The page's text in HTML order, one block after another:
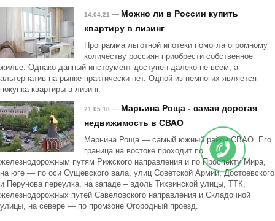
14.04.21 — Можно ли в России купить
квартиру в лизинг
Программа льготной ипотеки помогла огромному
количеству россиян приобрести собственное
жилье. Однако данный инструмент доступен далеко не всем, а
альтернатив на рынке практически нет. Одной из немногих является
покупка квартиры в лизинг.
21.05.18 — Марьина Роща - самая дорогая
недвижимость в СВАО
Марьина Роща — самый южный район СВАО. Его
граница на востоке проходит по
железнодорожным путям Рижского направления и по Проспекту Мира,
на юге — по оси Сущевского вала, улиц Советской Армии, Достоевского
и Перунова переулка, на западе – вдоль Тихвинской улицы, ТТК,
железнодорожных путей Савеловского направления и Складочной
улицы, на севере — по промзоне Огородный проезд.